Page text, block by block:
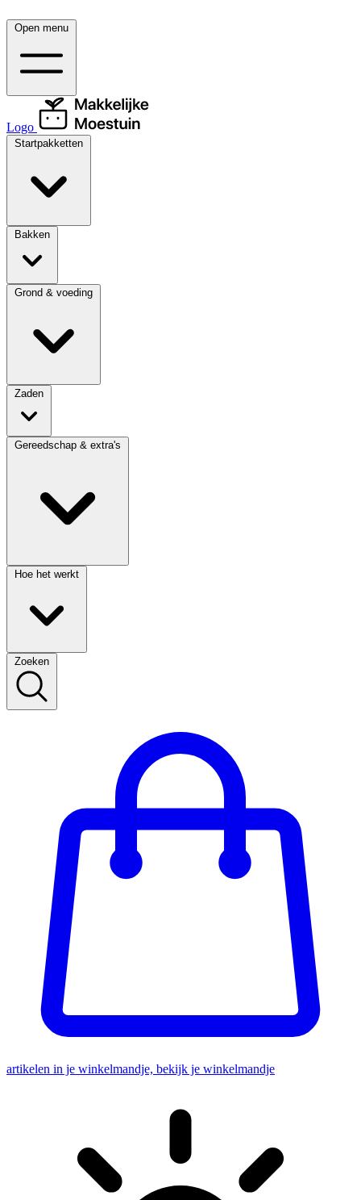
Open menu
Logo
Startpakketten
Bakken
Grond & voeding
Zaden
Gereedschap & extra's
Hoe het werkt
Zoeken
artikelen in je winkelmandje, bekijk je winkelmandje